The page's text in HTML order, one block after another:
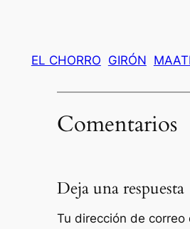
EL CHORRO GIRÓN
Comentarios
Deja una respuesta
Tu dirección de correo